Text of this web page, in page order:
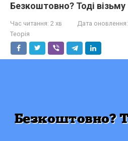
Безкоштовно? Тоді візьму
Час читання: 2 хв Дата оновлення:
Теорія